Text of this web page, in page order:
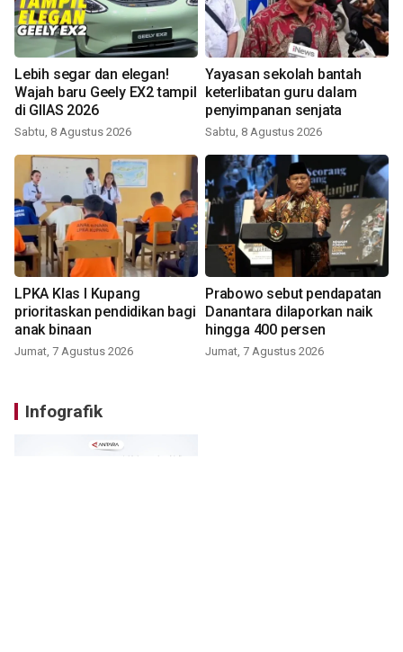
Lebih segar dan elegan!
Wajah baru Geely EX2 tampil
di GIIAS 2026
Sabtu, 8 Agustus 2026
Yayasan sekolah bantah
keterlibatan guru dalam
penyimpanan senjata
Sabtu, 8 Agustus 2026
LPKA Klas I Kupang
prioritaskan pendidikan bagi
anak binaan
Jumat, 7 Agustus 2026
Prabowo sebut pendapatan
Danantara dilaporkan naik
hingga 400 persen
Jumat, 7 Agustus 2026
Infografik